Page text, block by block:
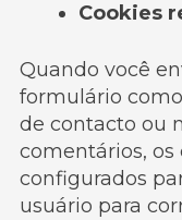
Cookies
Quando você
formulário
de contacto ou
comentários,
configurados
usuário para